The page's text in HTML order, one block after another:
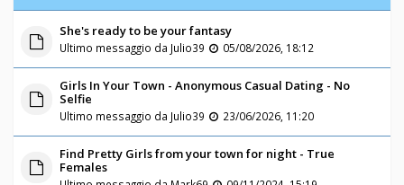
She's ready to be your fantasy
Ultimo messaggio da Julio39 05/08/2026, 18:12
Girls In Your Town - Anonymous Casual Dating - No
Selfie
Ultimo messaggio da Julio39 23/06/2026, 11:20
Find Pretty Girls from your town for night - True
Females